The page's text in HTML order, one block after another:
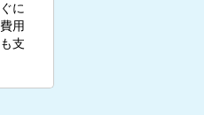
に
用
支